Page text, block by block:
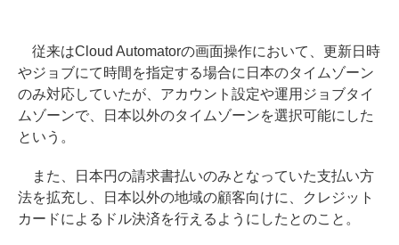
従来はCloud Automatorの画面操作において、更新日時
やジョブにて時間を指定する場合に日本のタイムゾーン
のみ対応していたが、アカウント設定や運用ジョブタイ
ムゾーンで、日本以外のタイムゾーンを選択可能にした
という。
また、日本円の請求書払いのみとなっていた支払い方
法を拡充し、日本以外の地域の顧客向けに、クレジット
カードによるドル決済を行えるようにしたとのこと。